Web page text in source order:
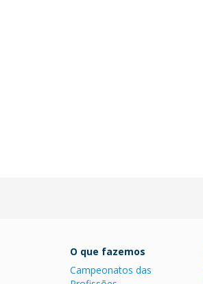
O que fazemos
Campeonatos das